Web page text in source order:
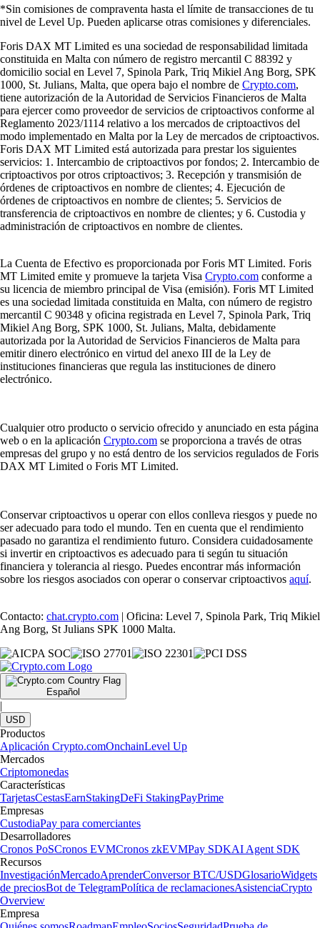
*Sin comisiones de compraventa hasta el límite de transacciones de tu
nivel de Level Up. Pueden aplicarse otras comisiones y diferenciales.
Foris DAX MT Limited es una sociedad de responsabilidad limitada
constituida en Malta con número de registro mercantil C 88392 y
domicilio social en Level 7, Spinola Park, Triq Mikiel Ang Borg, SPK
1000, St. Julians, Malta, que opera bajo el nombre de Crypto.com,
tiene autorización de la Autoridad de Servicios Financieros de Malta
para ejercer como proveedor de servicios de criptoactivos conforme al
Reglamento 2023/1114 relativo a los mercados de criptoactivos del
modo implementado en Malta por la Ley de mercados de criptoactivos.
Foris DAX MT Limited está autorizada para prestar los siguientes
servicios: 1. Intercambio de criptoactivos por fondos; 2. Intercambio de
criptoactivos por otros criptoactivos; 3. Recepción y transmisión de
órdenes de criptoactivos en nombre de clientes; 4. Ejecución de
órdenes de criptoactivos en nombre de clientes; 5. Servicios de
transferencia de criptoactivos en nombre de clientes; y 6. Custodia y
administración de criptoactivos en nombre de clientes.
La Cuenta de Efectivo es proporcionada por Foris MT Limited. Foris
MT Limited emite y promueve la tarjeta Visa Crypto.com conforme a
su licencia de miembro principal de Visa (emisión). Foris MT Limited
es una sociedad limitada constituida en Malta, con número de registro
mercantil C 90348 y oficina registrada en Level 7, Spinola Park, Triq
Mikiel Ang Borg, SPK 1000, St. Julians, Malta, debidamente
autorizada por la Autoridad de Servicios Financieros de Malta para
emitir dinero electrónico en virtud del anexo III de la Ley de
instituciones financieras que regula las instituciones de dinero
electrónico.
Cualquier otro producto o servicio ofrecido y anunciado en esta página
web o en la aplicación Crypto.com se proporciona a través de otras
empresas del grupo y no está dentro de los servicios regulados de Foris
DAX MT Limited o Foris MT Limited.
Conservar criptoactivos u operar con ellos conlleva riesgos y puede no
ser adecuado para todo el mundo. Ten en cuenta que el rendimiento
pasado no garantiza el rendimiento futuro. Considera cuidadosamente
si invertir en criptoactivos es adecuado para ti según tu situación
financiera y tolerancia al riesgo. Puedes encontrar más información
sobre los riesgos asociados con operar o conservar criptoactivos aquí.
Contacto: chat.crypto.com | Oficina: Level 7, Spinola Park, Triq Mikiel
Ang Borg, St Julians SPK 1000 Malta.
Español
|
USD
Productos
Aplicación Crypto.comOnchainLevel Up
Mercados
Criptomonedas
Características
TarjetasCestasEarnStakingDeFi StakingPayPrime
Empresas
CustodiaPay para comerciantes
Desarrolladores
Cronos PoSCronos EVMCronos zkEVMPay SDKAI Agent SDK
Recursos
InvestigaciónMercadoAprenderConversor BTC/USDGlosarioWidgets
de preciosBot de TelegramPolítica de reclamacionesAsistenciaCrypto
Overview
Empresa